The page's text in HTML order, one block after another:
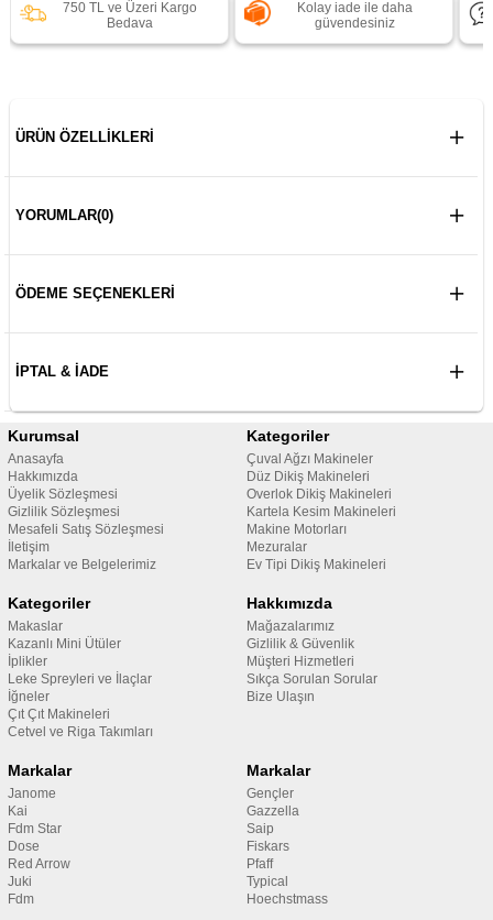
750 TL ve Üzeri Kargo
Bedava
Kolay iade ile daha
güvendesiniz
ÜRÜN ÖZELLIKLERI
YORUMLAR(0)
ÖDEME SEÇENEKLERI
İPTAL & İADE
Kurumsal
Anasayfa
Hakkımızda
Üyelik Sözleşmesi
Gizlilik Sözleşmesi
Mesafeli Satış Sözleşmesi
İletişim
Markalar ve Belgelerimiz
Kategoriler
Çuval Ağzı Makineler
Düz Dikiş Makineleri
Overlok Dikiş Makineleri
Kartela Kesim Makineleri
Makine Motorları
Mezuralar
Ev Tipi Dikiş Makineleri
Kategoriler
Makaslar
Kazanlı Mini Ütüler
İplikler
Leke Spreyleri ve İlaçlar
İğneler
Çıt Çıt Makineleri
Cetvel ve Riga Takımları
Hakkımızda
Mağazalarımız
Gizlilik & Güvenlik
Müşteri Hizmetleri
Sıkça Sorulan Sorular
Bize Ulaşın
Markalar
Janome
Kai
Fdm Star
Dose
Red Arrow
Juki
Fdm
Markalar
Gençler
Gazzella
Saip
Fiskars
Pfaff
Typical
Hoechstmass